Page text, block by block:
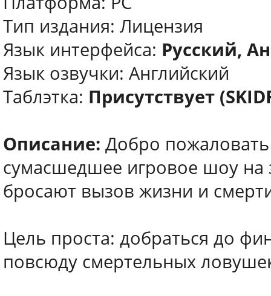
Тип издания: Лицензия
Язык интерфейса: Русский,
Язык озвучки: Английский
Таблэтка: Присутствует
Описание: Добро
сумасшедшее игровое шоу
бросают вызов жизни и
Цель проста: добраться до
повсюду смертельных